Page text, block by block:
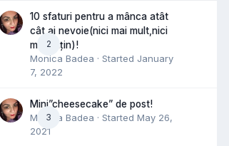
2
10 sfaturi pentru a mânca atât
cât ai nevoie(nici mai mult,nici
mai puțin)!
Monica Badea · Started January
7, 2022
3
Mini”cheesecake” de post!
Monica Badea · Started May 26,
2021